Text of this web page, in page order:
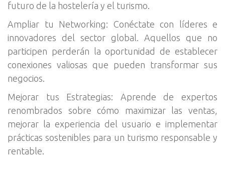
futuro de la hostelería y el turismo.
Ampliar tu Networking: Conéctate con líderes e
innovadores del sector global. Aquellos que no
participen perderán la oportunidad de establecer
conexiones valiosas que pueden transformar sus
negocios.
Mejorar tus Estrategias: Aprende de expertos
renombrados sobre cómo maximizar las ventas,
mejorar la experiencia del usuario e implementar
prácticas sostenibles para un turismo responsable y
rentable.